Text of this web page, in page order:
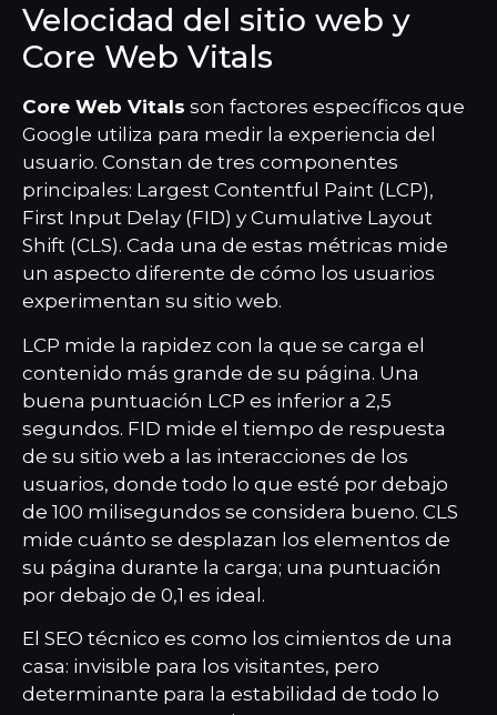
Velocidad del sitio web y
Core Web Vitals
Core Web Vitals son factores específicos que
Google utiliza para medir la experiencia del
usuario. Constan de tres componentes
principales: Largest Contentful Paint (LCP),
First Input Delay (FID) y Cumulative Layout
Shift (CLS). Cada una de estas métricas mide
un aspecto diferente de cómo los usuarios
experimentan su sitio web.
LCP mide la rapidez con la que se carga el
contenido más grande de su página. Una
buena puntuación LCP es inferior a 2,5
segundos. FID mide el tiempo de respuesta
de su sitio web a las interacciones de los
usuarios, donde todo lo que esté por debajo
de 100 milisegundos se considera bueno. CLS
mide cuánto se desplazan los elementos de
su página durante la carga; una puntuación
por debajo de 0,1 es ideal.
El SEO técnico es como los cimientos de una
casa: invisible para los visitantes, pero
determinante para la estabilidad de todo lo